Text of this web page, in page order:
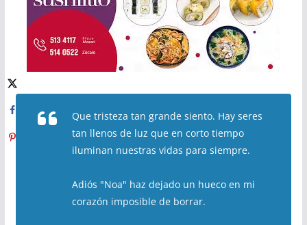
Que tristeza tan grande siento. Hay seres
tan llenos de luz que en corto tiempo
iluminan nuestras vidas para siempre.
Adiós "Noa" haz dejado un hueco en mi
corazón imposible de borrar.